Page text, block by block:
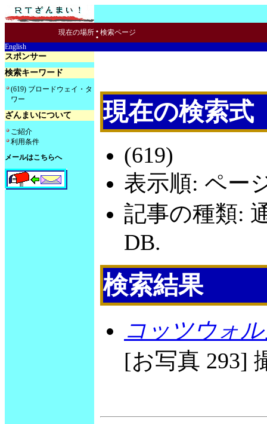
現在の場所 : 検索ページ
English
スポンサー
検索キーワード
(619) ブロードウェイ・タ
ワー
ざんまいについて
ご紹介
利用条件
メールはこちらへ
現在の検索式
(619)
表示順: ペー
記事の種類:
DB.
検索結果
コッツウォ
[お写真 293]